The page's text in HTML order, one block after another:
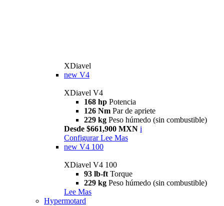
XDiavel
new V4
XDiavel V4
168 hp Potencia
126 Nm Par de apriete
229 kg Peso húmedo (sin combustible)
Desde $661,900 MXN i
Configurar Lee Mas
new V4 100
XDiavel V4 100
93 lb-ft Torque
229 kg Peso húmedo (sin combustible)
Lee Mas
Hypermotard